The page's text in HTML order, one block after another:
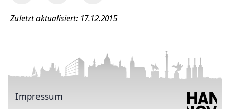
Zuletzt aktualisiert: 17.12.2015
Impressum